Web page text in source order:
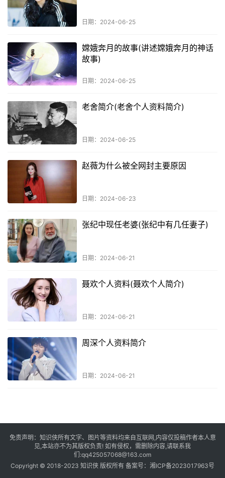
日期：2024-06-25
嫦娥奔月的故事(讲述嫦娥奔月的神话
故事)
日期：2024-06-25
老舍简介(老舍个人资料简介)
日期：2024-06-25
赵薇为什么被全网封主要原因
日期：2024-06-23
张纪中现任老婆(张纪中有几任妻子)
日期：2024-06-21
聂欢个人资料(聂欢个人简介)
日期：2024-06-21
周深个人资料简介
日期：2024-06-21
免责声明：知识侠所有文字、图片等资料均来自互联网,内容仅投稿作者本人意
见,本站亦不为其版权负责! 如有侵权，需删除内容,请联系我
们:qq425057068@163.com
Copyright © 2018-2023 知识侠 版权所有 备案号： 湘ICP备2023017963号